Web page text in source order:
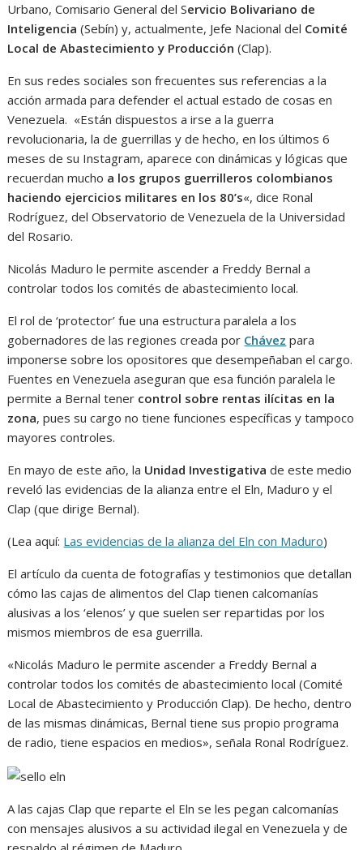
Urbano, Comisario General del Servicio Bolivariano de
Inteligencia (Sebín) y, actualmente, Jefe Nacional del Comité
Local de Abastecimiento y Producción (Clap).
En sus redes sociales son frecuentes sus referencias a la
acción armada para defender el actual estado de cosas en
Venezuela. «Están dispuestos a irse a la guerra
revolucionaria, la de guerrillas y de hecho, en los últimos 6
meses de su Instagram, aparece con dinámicas y lógicas que
recuerdan mucho a los grupos guerrilleros colombianos
haciendo ejercicios militares en los 80’s«, dice Ronal
Rodríguez, del Observatorio de Venezuela de la Universidad
del Rosario.
Nicolás Maduro le permite ascender a Freddy Bernal a
controlar todos los comités de abastecimiento local.
El rol de ‘protector’ fue una estructura paralela a los
gobernadores de las regiones creada por Chávez para
imponerse sobre los opositores que desempeñaban el cargo.
Fuentes en Venezuela aseguran que esa función paralela le
permite a Bernal tener control sobre rentas ilícitas en la
zona, pues su cargo no tiene funciones específicas y tampoco
mayores controles.
En mayo de este año, la Unidad Investigativa de este medio
reveló las evidencias de la alianza entre el Eln, Maduro y el
Clap (que dirige Bernal).
(Lea aquí: Las evidencias de la alianza del Eln con Maduro)
El artículo da cuenta de fotografías y testimonios que detallan
cómo las cajas de alimentos del Clap tienen calcomanías
alusivas a los ‘elenos’ y que suelen ser repartidas por los
mismos miembros de esa guerrilla.
«Nicolás Maduro le permite ascender a Freddy Bernal a
controlar todos los comités de abastecimiento local (Comité
Local de Abastecimiento y Producción Clap). De hecho, dentro
de las mismas dinámicas, Bernal tiene sus propio programa
de radio, tiene espacios en medios», señala Ronal Rodríguez.
A las cajas Clap que reparte el Eln se les pegan calcomanías
con mensajes alusivos a su actividad ilegal en Venezuela y de